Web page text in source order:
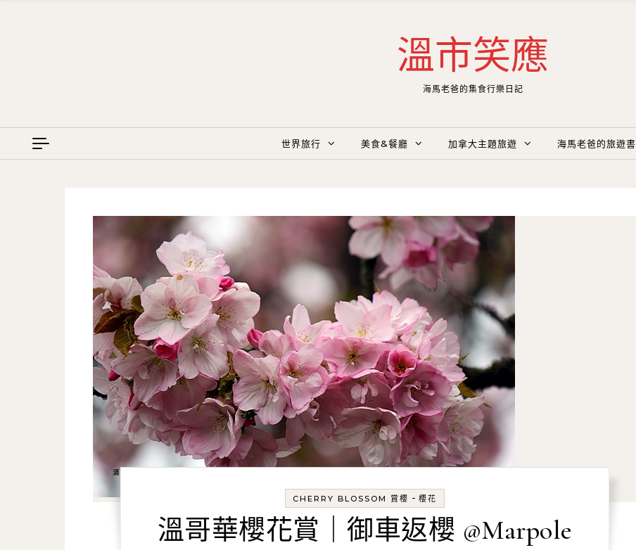
溫市笑應
海馬老爸的集食行樂日記
世界旅行 美食&餐廳 加拿大主題旅遊 海馬老爸的旅遊書
CHERRY BLOSSOM 賞櫻 - 櫻花
溫哥華櫻花賞｜御車返櫻 @Marpole